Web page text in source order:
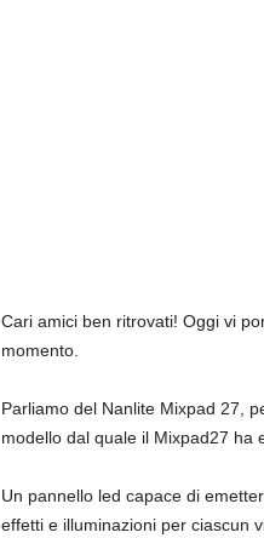
Cari amici ben ritrovati! Oggi vi
momento.
Parliamo del Nanlite Mixpad 27,
modello dal quale il Mixpad27 ha
Un pannello led capace di
effetti e illuminazioni per ciascun